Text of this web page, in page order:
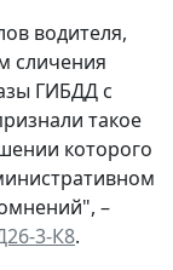
водителя,
сличения
ГИБДД с
такое
которого
–
3-К8.